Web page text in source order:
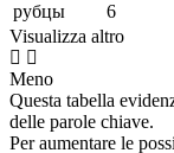
рубцы
6
Visualizza altro
Meno
Questa tabella
delle parole chiave.
Per aumentare le